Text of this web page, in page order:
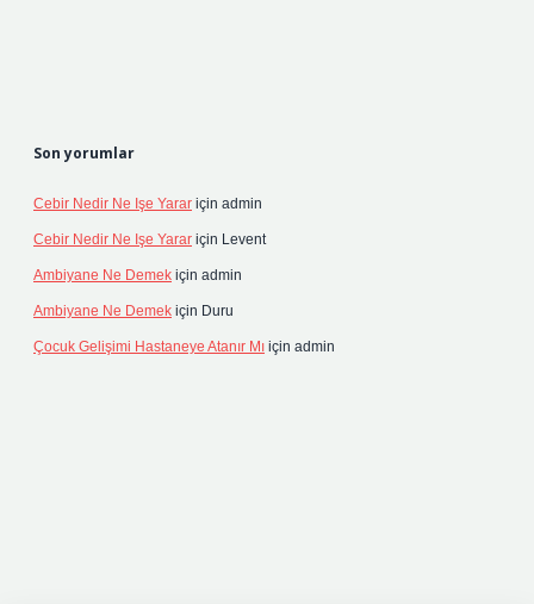
Son yorumlar
Cebir Nedir Ne Işe Yarar için admin
Cebir Nedir Ne Işe Yarar için Levent
Ambiyane Ne Demek için admin
Ambiyane Ne Demek için Duru
Çocuk Gelişimi Hastaneye Atanır Mı için admin